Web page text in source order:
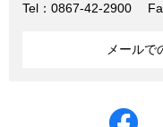
Tel：0867-42-2900
メールで